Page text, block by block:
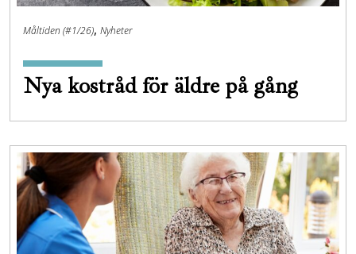
Måltiden (#1/26), Nyheter
Nya kostråd för äldre på gång